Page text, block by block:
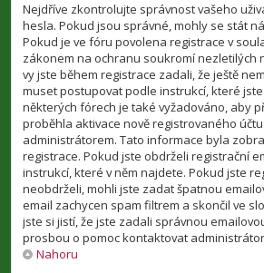
Nejdříve zkontrolujte správnost vašeho
hesla. Pokud jsou správné, mohly se stát
Pokud je ve fóru povolena registrace v
zákonem na ochranu soukromí nezletilých
vy jste během registrace zadali, že ještě
muset postupovat podle instrukcí, které
některých fórech je také vyžadováno, aby
proběhla aktivace nově registrovaného
administrátorem. Tato informace byla
registrace. Pokud jste obdrželi registrační
instrukcí, které v něm najdete. Pokud jste
neobdrželi, mohli jste zadat špatnou
email zachycen spam filtrem a skončil ve
jste si jistí, že jste zadali správnou
prosbou o pomoc kontaktovat
Nahoru